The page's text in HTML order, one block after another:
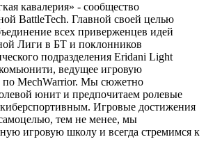
кавалерия» - сообщество
BattleTech. Главной своей целью
всех приверженцев идей
Лиги в БТ и поклонников
подразделения Eridani Light
ведущее игровую
по MechWarrior. Мы сюжетно
юнит и предпочитаем ролевые
Игровые достижения
тем не менее, мы
игровую школу и всегда стремимся к